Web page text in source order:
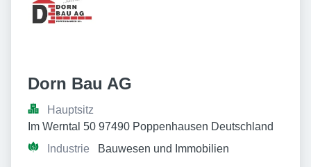
Dorn Bau AG
Hauptsitz
Im Werntal 50 97490 Poppenhausen Deutschland
Industrie
Bauwesen und Immobilien